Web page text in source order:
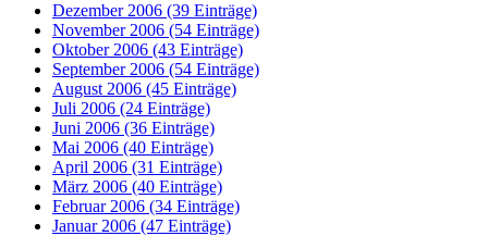
Dezember 2006 (39 Einträge)
November 2006 (54 Einträge)
Oktober 2006 (43 Einträge)
September 2006 (54 Einträge)
August 2006 (45 Einträge)
Juli 2006 (24 Einträge)
Juni 2006 (36 Einträge)
Mai 2006 (40 Einträge)
April 2006 (31 Einträge)
März 2006 (40 Einträge)
Februar 2006 (34 Einträge)
Januar 2006 (47 Einträge)